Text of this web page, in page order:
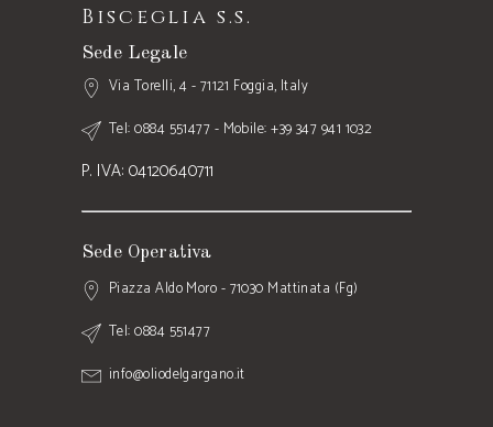
Bisceglia s.s.
Sede Legale
Via Torelli, 4 - 71121 Foggia, Italy
Tel: 0884 551477 - Mobile: +39 347 941 1032
P. IVA: 04120640711
Sede Operativa
Piazza Aldo Moro - 71030 Mattinata (Fg)
Tel: 0884 551477
info@oliodelgargano.it